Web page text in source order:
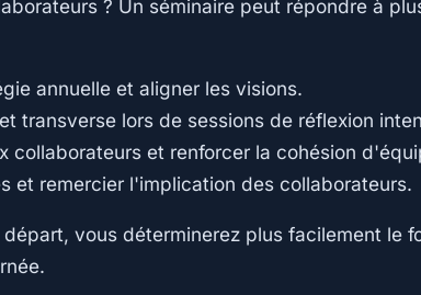
? Un séminaire peut répondre à
annuelle et aligner les visions.
transverse lors de sessions de réflexion
collaborateurs et renforcer la cohésion
et remercier l'implication des collaborateurs.
vous déterminerez plus facilement le